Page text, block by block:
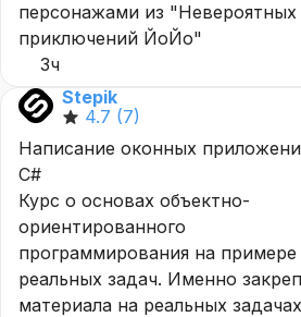
персонажами из "Невероятных
приключений ЙоЙо"
3ч
Stepik
4.7 (7)
Написание оконных
C#
Курс о основах объектно-
ориентированного
программирования на примере
реальных задач. Именно
материала на реальных задачах